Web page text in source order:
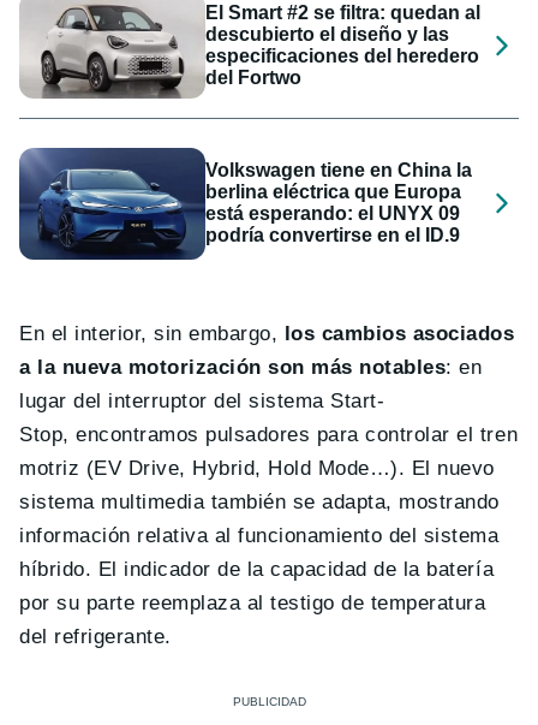
El Smart #2 se filtra: quedan al
descubierto el diseño y las
especificaciones del heredero
del Fortwo
Volkswagen tiene en China la
berlina eléctrica que Europa
está esperando: el UNYX 09
podría convertirse en el ID.9
En el interior, sin embargo, los cambios asociados
a la nueva motorización son más notables: en
lugar del interruptor del sistema Start-
Stop, encontramos pulsadores para controlar el tren
motriz (EV Drive, Hybrid, Hold Mode…). El nuevo
sistema multimedia también se adapta, mostrando
información relativa al funcionamiento del sistema
híbrido. El indicador de la capacidad de la batería
por su parte reemplaza al testigo de temperatura
del refrigerante.